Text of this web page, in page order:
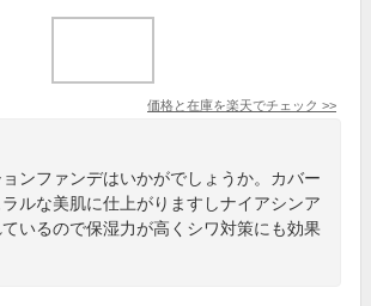
価格と在庫を楽天でチェック >>
ンファンデはいかがでしょうか。カバー
ルな美肌に仕上がりますしナイアシンア
いるので保湿力が高くシワ対策にも効果